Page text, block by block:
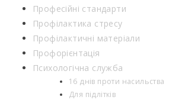
Професійні стандарти
Профілактика стресу
Профілактичні матеріали
Профорієнтація
Психологічна служба
16 днів проти насильства
Для підлітків